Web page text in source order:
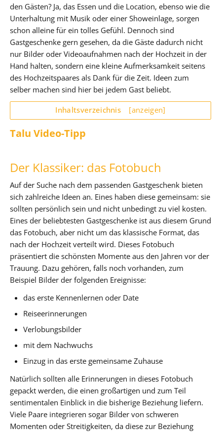
den Gästen? Ja, das Essen und die Location, ebenso wie die
Unterhaltung mit Musik oder einer Showeinlage, sorgen
schon alleine für ein tolles Gefühl. Dennoch sind
Gastgeschenke gern gesehen, da die Gäste dadurch nicht
nur Bilder oder Videoaufnahmen nach der Hochzeit in der
Hand halten, sondern eine kleine Aufmerksamkeit seitens
des Hochzeitspaares als Dank für die Zeit. Ideen zum
selber machen sind hier bei jedem Gast beliebt.
Inhaltsverzeichnis [anzeigen]
Talu Video-Tipp
Der Klassiker: das Fotobuch
Auf der Suche nach dem passenden Gastgeschenk bieten
sich zahlreiche Ideen an. Eines haben diese gemeinsam: sie
sollten persönlich sein und nicht unbedingt zu viel kosten.
Eines der beliebtesten Gastgeschenke ist aus diesem Grund
das Fotobuch, aber nicht um das klassische Format, das
nach der Hochzeit verteilt wird. Dieses Fotobuch
präsentiert die schönsten Momente aus den Jahren vor der
Trauung. Dazu gehören, falls noch vorhanden, zum
Beispiel Bilder der folgenden Ereignisse:
das erste Kennenlernen oder Date
Reiseerinnerungen
Verlobungsbilder
mit dem Nachwuchs
Einzug in das erste gemeinsame Zuhause
Natürlich sollten alle Erinnerungen in dieses Fotobuch
gepackt werden, die einen großartigen und zum Teil
sentimentalen Einblick in die bisherige Beziehung liefern.
Viele Paare integrieren sogar Bilder von schweren
Momenten oder Streitigkeiten, da diese zur Beziehung